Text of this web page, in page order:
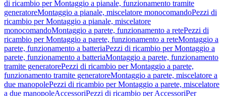
di ricambio per Montaggio a pianale, funzionamento tramite
generatoreMontaggio a pianale, miscelatore monocomandoPezzi di
ricambio per Montaggio a pianale, miscelatore
monocomandoMontaggio a parete, funzionamento a retePezzi di
ricambio per Montaggio a parete, funzionamento a reteMontaggio a
parete, funzionamento a batteriaPezzi di ricambio per Montaggio a
parete, funzionamento a batteriaMontaggio a parete, funzionamento
tramite generatorePezzi di ricambio per Montaggio a parete,
funzionamento tramite generatoreMontaggio a parete, miscelatore a
due manopolePezzi di ricambio per Montaggio a parete, miscelatore
a due manopoleAccessoriPezzi di ricambio per AccessoriPer